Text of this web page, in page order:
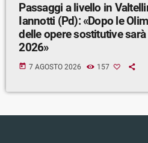
Passaggi a livello in
Iannotti (Pd): «Dopo le
delle opere sostitutive
2026»
today 7 AGOSTO 2026 157